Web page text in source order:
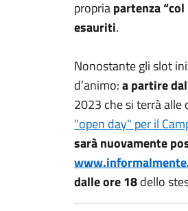
propriapartenza
esauriti.
Nonostante gli slot
d’animo:a partire
2023 che si terrà alle
"open day" per il
sarà nuovamente
dalle ore 18dello